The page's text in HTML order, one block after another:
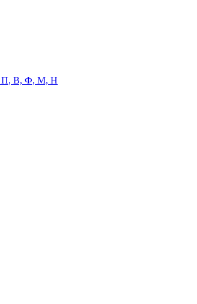
П, В, Ф, М, Н